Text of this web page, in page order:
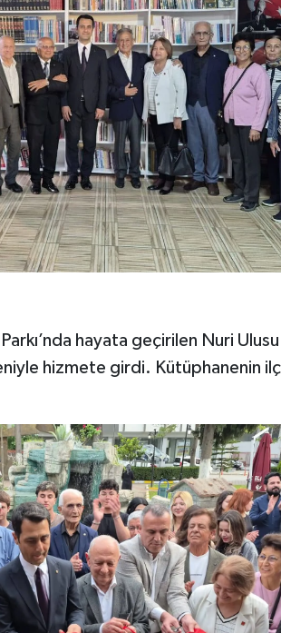
hayata geçirilen Nuri Ulusu
hizmete girdi. Kütüphanenin